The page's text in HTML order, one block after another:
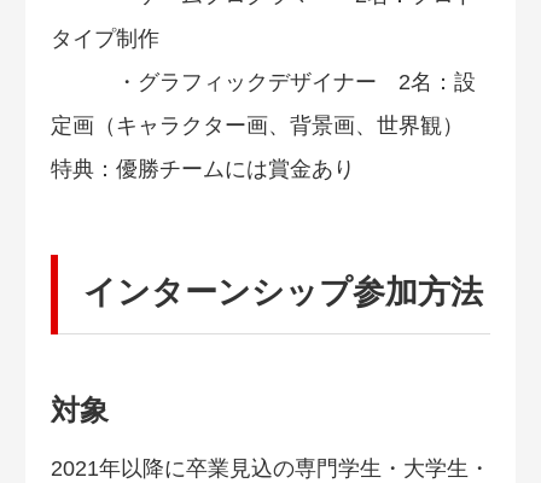
タイプ制作
・グラフィックデザイナー 2名：設
定画（キャラクター画、背景画、世界観）
特典：優勝チームには賞金あり
インターンシップ参加方法
対象
2021年以降に卒業見込の専門学生・大学生・